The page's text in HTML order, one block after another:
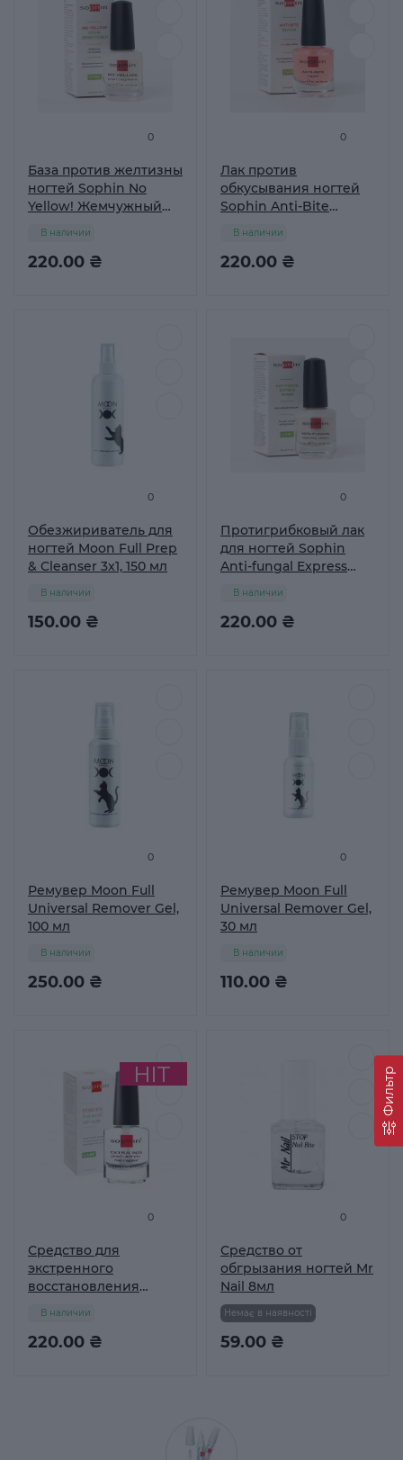
Фильтр
0
База против желтизны
ногтей Sophin No
Yellow! Жемчужный
220.00 ₴
В наличии
0
Лак против
обкусывания ногтей
Sophin Anti-Bite
220.00 ₴
В наличии
0
Обезжириватель для
ногтей Moon Full Prep
& Cleanser 3x1, 150 мл
150.00 ₴
В наличии
0
Протигрибковый лак
для ногтей Sophin
Anti-fungal Express
220.00 ₴
В наличии
0
Ремувер Moon Full
Universal Remover Gel,
100 мл
250.00 ₴
В наличии
0
Ремувер Moon Full
Universal Remover Gel,
30 мл
110.00 ₴
В наличии
0
Средство для
экстренного
восстановления
ногтей, 12 мл
220.00 ₴
В наличии
0
Средство от
обгрызания ногтей Mr
Nail 8мл
59.00 ₴
Немає в наявності